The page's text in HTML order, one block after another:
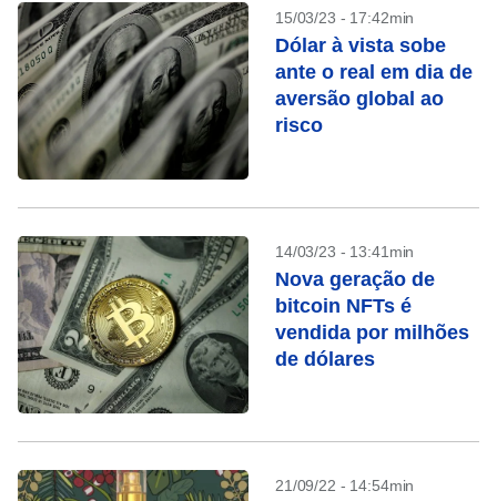
15/03/23 - 17:42min
Dólar à vista sobe
ante o real em dia de
aversão global ao
risco
14/03/23 - 13:41min
Nova geração de
bitcoin NFTs é
vendida por milhões
de dólares
21/09/22 - 14:54min